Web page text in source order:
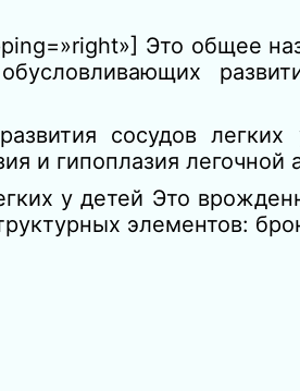
Это общее
сосудов
и гипоплазия легочной
у детей Это
элементов: